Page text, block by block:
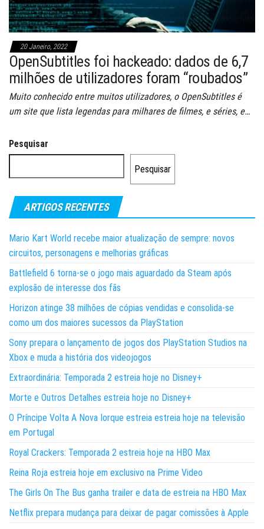
20 Janeiro, 2022
OpenSubtitles foi hackeado: dados de 6,7
milhões de utilizadores foram “roubados”
Muito conhecido entre muitos utilizadores, o OpenSubtitles é
um site que lista legendas para milhares de filmes, e séries, e…
Pesquisar
Pesquisar
ARTIGOS RECENTES
Mario Kart World recebe maior atualização de sempre: novos
circuitos, personagens e melhorias gráficas
Battlefield 6 torna-se o jogo mais aguardado da Steam após
explosão de interesse dos fãs
Horizon atinge 38 milhões de cópias vendidas e consolida-se
como um dos maiores sucessos da PlayStation
Sony prepara o lançamento de jogos dos PlayStation Studios na
Xbox e muda a história dos videojogos
Extraordinária: Temporada 2 estreia hoje no Disney+
Morte e Outros Detalhes estreia hoje no Disney+
O Príncipe Volta A Nova Iorque estreia estreia hoje na televisão
em Portugal
Royal Crackers: Temporada 2 estreia hoje na HBO Max
Reina Roja estreia hoje em exclusivo na Prime Video
The Girls On The Bus ganha trailer e data de estreia na HBO Max
Netflix prepara mudança para deixar de pagar comissões à Apple